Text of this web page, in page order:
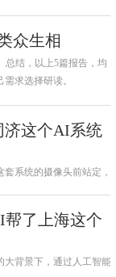
众生相
总结，以上5篇报告，均
求选择研读。
济这个AI系统
系统的摄像头前站定，
系统将自动报
帮了上海这个
大背景下，通过人工智能